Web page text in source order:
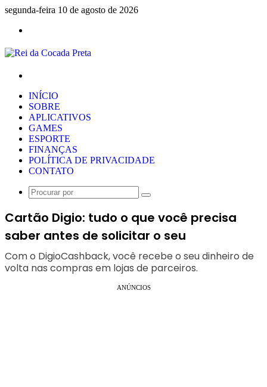
segunda-feira 10 de agosto de 2026
INÍCIO
SOBRE
APLICATIVOS
GAMES
ESPORTE
FINANÇAS
POLÍTICA DE PRIVACIDADE
CONTATO
Procurar
Cartão Digio: tudo o que você precisa
saber antes de solicitar o seu
Com o DigioCashback, você recebe o seu dinheiro de
volta nas compras em lojas de parceiros.
ANÚNCIOS